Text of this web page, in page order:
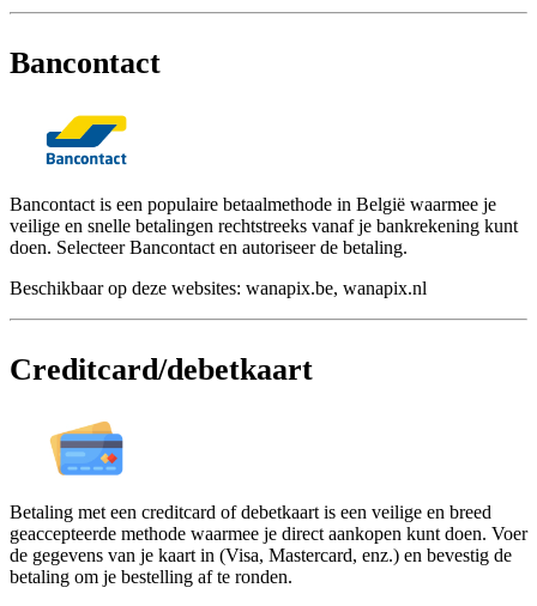
Bancontact
Bancontact is een populaire betaalmethode in België waarmee je
veilige en snelle betalingen rechtstreeks vanaf je bankrekening kunt
doen. Selecteer Bancontact en autoriseer de betaling.
Beschikbaar op deze websites: wanapix.be, wanapix.nl
Creditcard/debetkaart
Betaling met een creditcard of debetkaart is een veilige en breed
geaccepteerde methode waarmee je direct aankopen kunt doen. Voer
de gegevens van je kaart in (Visa, Mastercard, enz.) en bevestig de
betaling om je bestelling af te ronden.